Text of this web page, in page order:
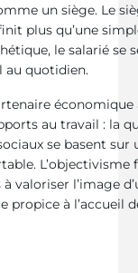
un siège. Le
plus qu’une
le salarié se
au quotidien.
économique
au travail : la
se basent sur
L’objectivisme
valoriser l’image
propice à l’accueil